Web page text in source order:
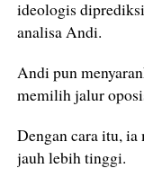
ideologis
analisa Andi.
Andi pun
memilih jalur
Dengan cara itu,
jauh lebih tinggi.